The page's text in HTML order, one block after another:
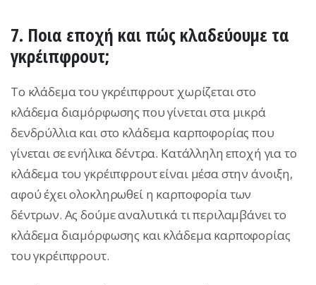
7. Ποια εποχή και πώς κλαδεύουμε τα
γκρέιπφρουτ;
Το κλάδεμα του γκρέιπφρουτ χωρίζεται στο
κλάδεμα διαμόρφωσης που γίνεται στα μικρά
δενδρύλλια και στο κλάδεμα καρποφορίας που
γίνεται σε ενήλικα δέντρα. Κατάλληλη εποχή για το
κλάδεμα του γκρέιπφρουτ είναι μέσα στην άνοιξη,
αφού έχει ολοκληρωθεί η καρποφορία των
δέντρων. Ας δούμε αναλυτικά τι περιλαμβάνει το
κλάδεμα διαμόρφωσης και κλάδεμα καρποφορίας
του γκρέιπφρουτ.